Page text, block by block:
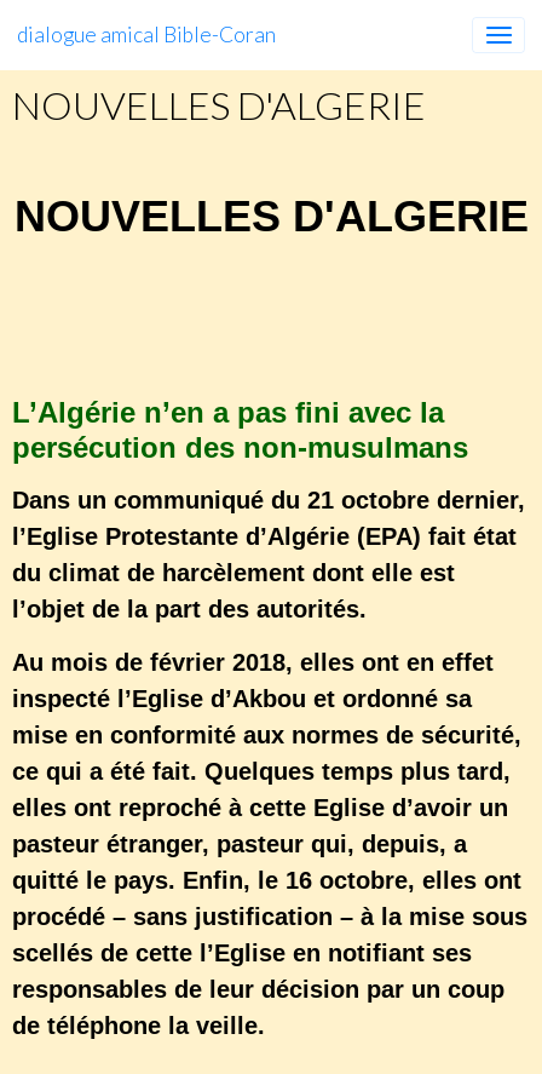
dialogue amical Bible-Coran
NOUVELLES D'ALGERIE
NOUVELLES D'ALGERIE
L’Algérie n’en a pas fini avec la
persécution des non-musulmans
Dans un communiqué du 21 octobre dernier,
l’Eglise Protestante d’Algérie (EPA) fait état
du climat de harcèlement dont elle est
l’objet de la part des autorités.
Au mois de février 2018, elles ont en effet
inspecté l’Eglise d’Akbou et ordonné sa
mise en conformité aux normes de sécurité,
ce qui a été fait. Quelques temps plus tard,
elles ont reproché à cette Eglise d’avoir un
pasteur étranger, pasteur qui, depuis, a
quitté le pays. Enfin, le 16 octobre, elles ont
procédé – sans justification – à la mise sous
scellés de cette l’Eglise en notifiant ses
responsables de leur décision par un coup
de téléphone la veille.